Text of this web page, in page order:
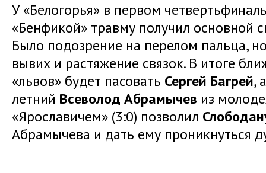
У «Белогорья» в первом
«Бенфикой» травму получил основной
Было подозрение на перелом пальца,
вывих и растяжение связок. В итоге
«львов» будет пасовать Сергей Багрей,
летний Всеволод Абрамычев из
«Ярославичем» (3:0) позволил
Абрамычева и дать ему проникнуться